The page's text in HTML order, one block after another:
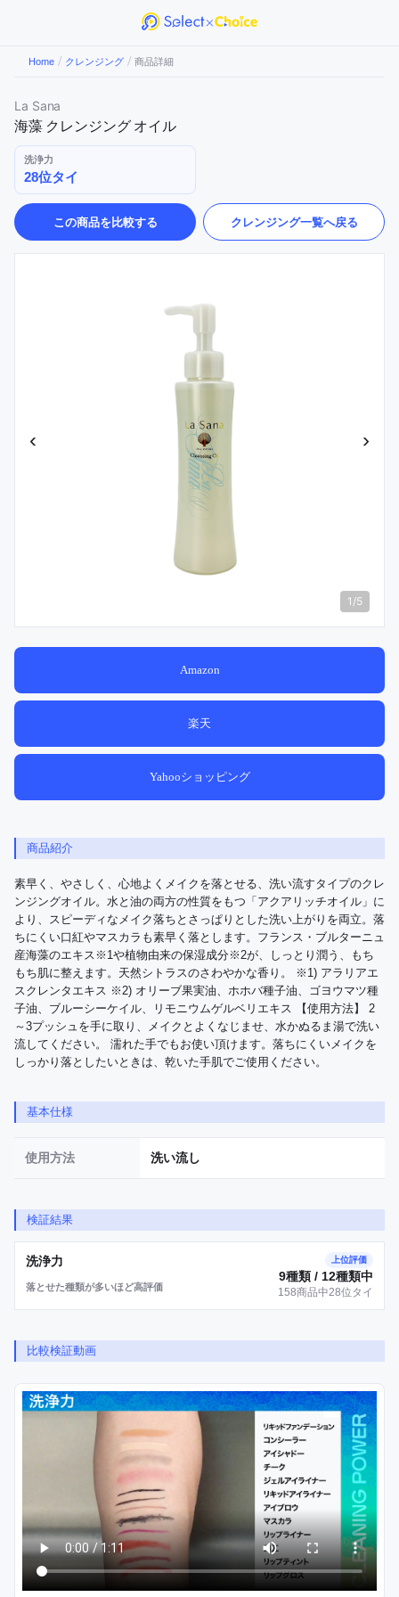
Home / クレンジング / 商品詳細
La Sana
海藻 クレンジング オイル
洗浄力
28位タイ
この商品を比較する クレンジング一覧へ戻る
‹ ›
1 /5
Amazon
楽天
Yahooショッピング
商品紹介
素早く、やさしく、心地よくメイクを落とせる、洗い流すタイプのクレ
ンジングオイル。水と油の両方の性質をもつ「アクアリッチオイル」に
より、スピーディなメイク落ちとさっぱりとした洗い上がりを両立。落
ちにくい口紅やマスカラも素早く落とします。フランス・ブルターニュ
産海藻のエキス※1や植物由来の保湿成分※2が、しっとり潤う、もち
もち肌に整えます。天然シトラスのさわやかな香り。 ※1) アラリアエ
スクレンタエキス ※2) オリーブ果実油、ホホバ種子油、ゴヨウマツ種
子油、ブルーシーケイル、リモニウムゲルベリエキス 【使用方法】 2
～3プッシュを手に取り、メイクとよくなじませ、水かぬるま湯で洗い
流してください。 濡れた手でもお使い頂けます。落ちにくいメイクを
しっかり落としたいときは、乾いた手肌でご使用ください。
基本仕様
使用方法 洗い流し
検証結果
洗浄力
落とせた種類が多いほど高評価
上位評価
9種類 / 12種類中
158商品中28位タイ
比較検証動画